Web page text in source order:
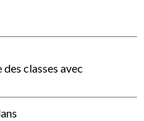
classes avec